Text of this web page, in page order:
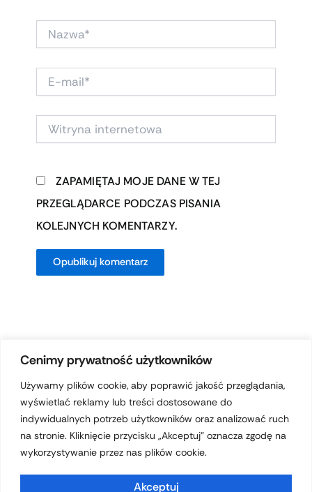
Cenimy prywatność użytkowników
Używamy plików cookie, aby poprawić jakość przeglądania,
wyświetlać reklamy lub treści dostosowane do
indywidualnych potrzeb użytkowników oraz analizować ruch
na stronie. Kliknięcie przycisku „Akceptuj” oznacza zgodę na
wykorzystywanie przez nas plików cookie.
Akceptuj
NAZWA*
MAIL*
WITRYNA
INTERNETOWA
ZAPAMIĘTAJ MOJE DANE W TEJ
PRZEGLĄDARCE PODCZAS PISANIA
KOLEJNYCH KOMENTARZY.
Prawa autorskie © 2026 hotelferdynand.pl | Obsługiwane przez
Motyw Astra WordPress